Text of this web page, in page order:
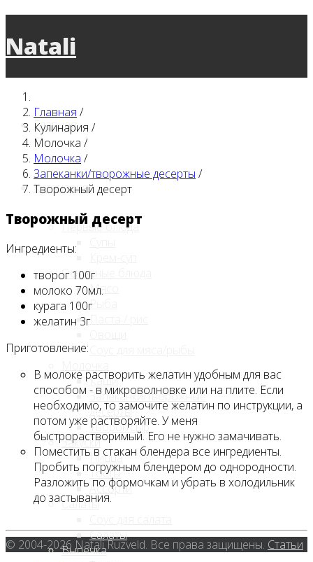
Natali
Главная
Кулинария
Первые блюда
Основные блюда
Мясо
Рыба
Паста / рис
Каши
Запеканки/творожные
десерты
Творог/сыр
Закуски
Пицца
Тосты
Ассорти
Салаты
Салаты
Выпечка
Главная /
Кулинария /
Молочка /
Молочка /
Запеканки/творожные десерты /
Творожный десерт
Творожный десерт
Ингредиенты:
творог 100г
молоко 70мл.
курага 100г
желатин 3г
Приготовление:
В молоке растворить желатин удобным для вас
способом - в микроволновке или на плите. Если
необходимо, то замочите желатин по инструкции, а
потом уже растворяйте. У меня
быстрорастворимый. Его не нужно замачивать.
Поместить в стакан блендера все ингредиенты.
Пробить погружным блендером до однородности.
Разложить по формочкам и убрать в холодильник
до застывания.
© 2004-2026 Natali Ruzveld. Все права защищены. Статьи